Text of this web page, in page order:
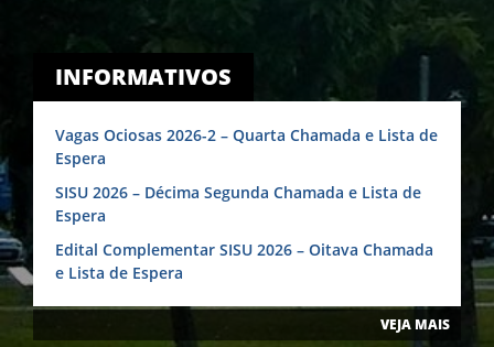
INFORMATIVOS
Vagas Ociosas 2026-2 – Quarta Chamada e Lista de
Espera
SISU 2026 – Décima Segunda Chamada e Lista de
Espera
Edital Complementar SISU 2026 – Oitava Chamada
e Lista de Espera
VEJA MAIS